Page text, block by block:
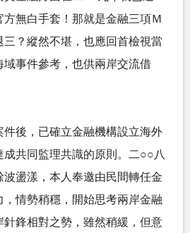
無白手套！那就是金融三項Ｍ
三？縱然不堪，也應回首檢視當
事件參考，也供兩岸交流借
件後，已確立金融機構設立海外
共同監理共識的原則。二○○八
盪漾，本人奉邀由民間轉任金
情勢稍穩，開始思考兩岸金融
鋒相對之勢，雖然稍緩，但意